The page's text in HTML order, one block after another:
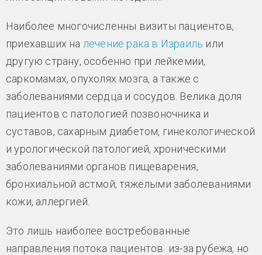
Наиболее многочисленны визиты пациентов,
приехавших на лечение рака в Израиль или
другую страну, особенно при лейкемии,
саркомамах, опухолях мозга, а также с
заболеваниями сердца и сосудов. Велика доля
пациентов с патологией позвоночника и
суставов, сахарным диабетом, гинекологической
и урологической патологией, хроническими
заболеваниями органов пищеварения,
бронхиальной астмой, тяжёлыми заболеваниями
кожи, аллергией.
Это лишь наиболее востребованные
направления потока пациентов из-за рубежа, но